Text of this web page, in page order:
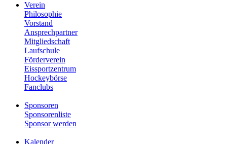
Verein
Philosophie
Vorstand
Ansprechpartner
Mitgliedschaft
Laufschule
Förderverein
Eissportzentrum
Hockeybörse
Fanclubs
Sponsoren
Sponsorenliste
Sponsor werden
Kalender